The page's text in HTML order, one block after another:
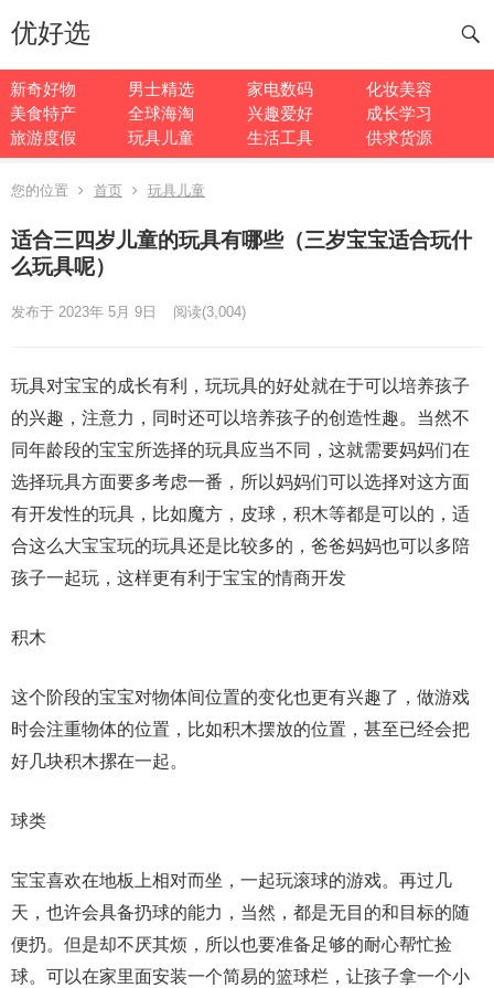
优好选
新奇好物 男士精选 家电数码
化妆美容
美食特产
全球海淘 兴趣爱好
成长学习
旅游度假
玩具儿童 生活工具 供求货源
您的位置 首页 玩具儿童
适合三四岁儿童的玩具有哪些（三岁宝宝适合玩什
么玩具呢）
发布于 2023年 5月 9日 阅读(3,004)
玩具对宝宝的成长有利，玩玩具的好处就在于可以培养孩子
的兴趣，注意力，同时还可以培养孩子的创造性趣。当然不
同年龄段的宝宝所选择的玩具应当不同，这就需要妈妈们在
选择玩具方面要多考虑一番，所以妈妈们可以选择对这方面
有开发性的玩具，比如魔方，皮球，积木等都是可以的，适
合这么大宝宝玩的玩具还是比较多的，爸爸妈妈也可以多陪
孩子一起玩，这样更有利于宝宝的情商开发
积木
这个阶段的宝宝对物体间位置的变化也更有兴趣了，做游戏
时会注重物体的位置，比如积木摆放的位置，甚至已经会把
好几块积木摞在一起。
球类
宝宝喜欢在地板上相对而坐，一起玩滚球的游戏。再过几
天，也许会具备扔球的能力，当然，都是无目的和目标的随
便扔。但是却不厌其烦，所以也要准备足够的耐心帮忙捡
球。可以在家里面安装一个简易的篮球栏，让孩子拿一个小